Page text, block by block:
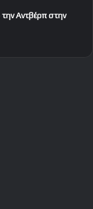
Αντβέρπ στην